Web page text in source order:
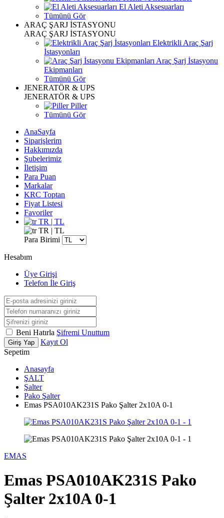
El Aleti Aksesuarları
Tümünü Gör
ARAÇ ŞARJ İSTASYONU
ARAÇ ŞARJ İSTASYONU
Elektrikli Araç Şarj
İstasyonları
Araç Şarj İstasyonu
Ekipmanları
Tümünü Gör
JENERATÖR & UPS
JENERATÖR & UPS
Piller
Tümünü Gör
AnaSayfa
Siparişlerim
Hakkımızda
Şubelerimiz
İletişim
Para Puan
Markalar
KRC Toptan
Fiyat Listesi
Favoriler
TR | TL
TR | TL
Para Birimi
Hesabım
Üye Girişi
Telefon İle Giriş
Beni Hatırla Şifremi Unuttum
Giriş Yap
Kayıt Ol
Sepetim
Anasayfa
ŞALT
Şalter
Pako Şalter
Emas PSA010AK231S Pako Şalter 2x10A 0-1
EMAS
Emas PSA010AK231S Pako
Şalter 2x10A 0-1